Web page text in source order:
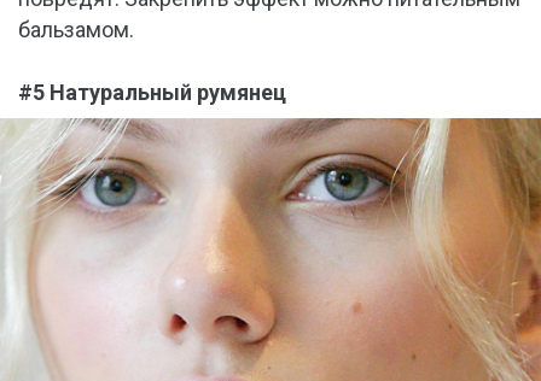
бальзамом.
#5 Натуральный румянец